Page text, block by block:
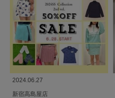
2024.06.27
新宿高島屋店